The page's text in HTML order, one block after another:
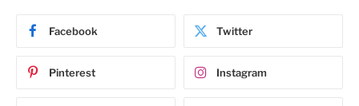
Facebook Twitter
Pinterest Instagram